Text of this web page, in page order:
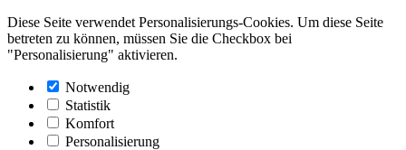
Diese Seite verwendet Personalisierungs-Cookies. Um diese Seite
betreten zu können, müssen Sie die Checkbox bei
"Personalisierung" aktivieren.
Notwendig
Statistik
Komfort
Personalisierung